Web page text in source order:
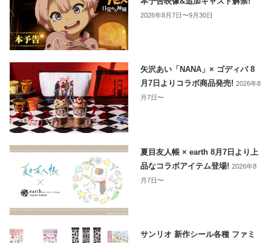
2026年8月7日〜9月30日
矢沢あい「NANA」× ゴディバ 8
月7日よりコラボ商品発売!2026年8
月7日〜
夏目友人帳 × earth 8月7日より上
品なコラボアイテム登場!2026年8
月7日〜
サンリオ 新作シール各種 ファミ